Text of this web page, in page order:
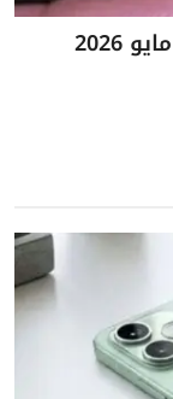
سعر الجنيه الذهب اليوم الاثنين 11 مايو 2026